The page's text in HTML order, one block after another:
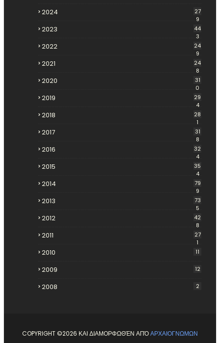
2024
27
9
2023
44
3
2022
24
9
2021
24
8
2020
31
0
2019
29
4
2018
28
1
2017
31
8
2016
32
4
2015
35
4
2014
79
9
2013
73
5
2012
42
8
2011
27
1
2010 11
2009 12
2008 2
COPYRIGHT ©2026 ΚΑΙ ΔΙΑΜΟΡΦΩΘΈΝ ΑΠΌΑΡΧΑΙΟΓΝΩΜΩΝ